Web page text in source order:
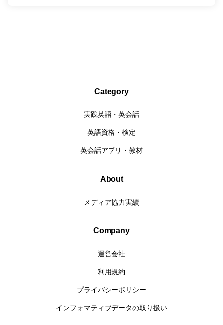
Category
実践英語・英会話
英語資格・検定
英会話アプリ・教材
About
メディア協力実績
Company
運営会社
利用規約
プライバシーポリシー
インフォマティブデータの取り扱い